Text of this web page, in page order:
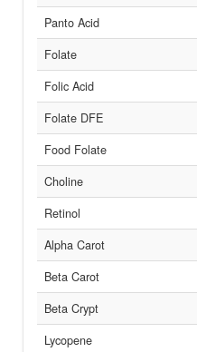
Panto Acid
Folate
Folic Acid
Folate DFE
Food Folate
Choline
Retinol
Alpha Carot
Beta Carot
Beta Crypt
Lycopene